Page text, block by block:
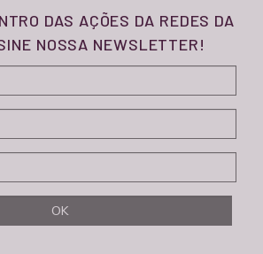
DAS AÇÕES DA REDES DA
NOSSA NEWSLETTER!